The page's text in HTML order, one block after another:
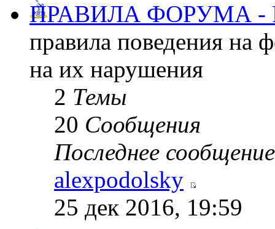
ПРАВИЛА ФОРУМА -
правила поведения
на их нарушения
2 Темы
20 Сообщения
Последнее сообщение
alexpodolsky
25 дек 2016, 19:59